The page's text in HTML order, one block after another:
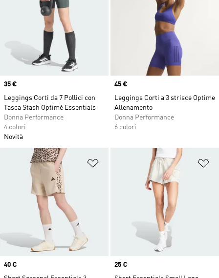
Price
35 €
Leggings Corti da 7 Pollici con
Tasca Stash Optimé Essentials
Donna Performance
4 colori
Novità
Price
45 €
Leggings Corti a 3 strisce Optime
Allenamento
Donna Performance
6 colori
Aggiungi alla lista dei desideri
Price
40 €
Price
25 €